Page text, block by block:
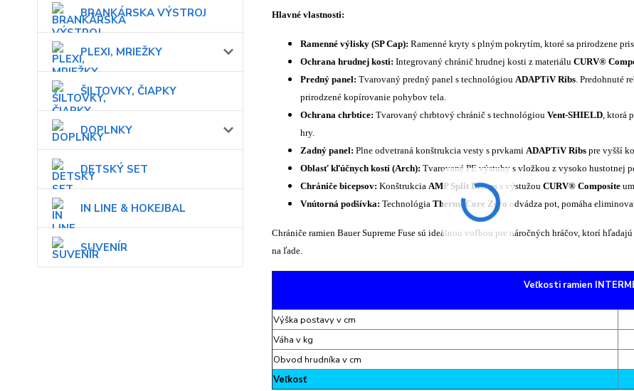
BRANKÁRSKA VÝSTROJ
PLEXI, MRIEŽKY
ŠILTOVKY, ČIAPKY
DOPLNKY
DETSKÝ SET
IN LINE & HOKEJBAL
SUVENÍR
Hlavné vlastnosti:
Ramenné výlisky (SP Cap): Ramenné kryty s plným pokrytím, ktoré sa prirodzene
Ochrana hrudnej kosti: Integrovaný chránič hrudnej kosti z materiálu CURV®
Predný panel: Tvarovaný predný panel s technológiou ADAPTiV Ribs. Predohnuté
prirodzené kopírovanie pohybov tela.
Ochrana chrbtice: Tvarovaný chrbtový chránič s technológiou Vent-SHIELD, ktorá
hry.
Zadný panel: Plne odvetraná konštrukcia vesty s prvkami ADAPTiV Ribspre vyšší
Oblasť kľúčnych kostí (Arch): Tvarované PE výstuhy s vložkou z vysoko hustotnej
Chrániče bicepsov: Konštrukcia AMP Split Bicepss výstužou CURV® Composite
Vnútorná podšívka: Technológia ThermoCore Zero odvádza pot, pomáha
Chrániče ramien Bauer Supreme Fuse sú ideálnou voľbou pre náročných hráčov, ktorí
na ľade.
Veľkosti ramien
Výška postavy v cm
Váha v kg
Obvod hrudníka v cm
Veľkosť